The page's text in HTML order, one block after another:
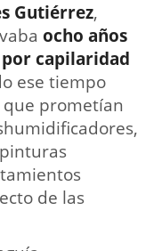
Gutiérrez,
ocho años
capilaridad
ese tiempo
prometían
de las